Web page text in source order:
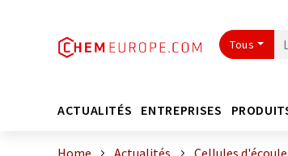
Tous
ACTUALITÉS ENTREPRISES
Home Actualités Cellules